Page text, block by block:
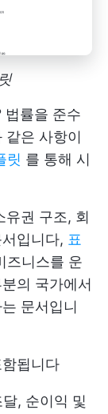
법률을 준수
같은 사항이
릿 를 통해 시
유권 구조, 회
입니다, 표
즈니스를 운
의 국가에서
문서입니
됩니다
, 순이익 및